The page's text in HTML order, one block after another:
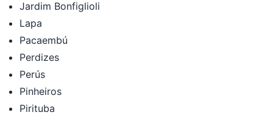
Jardim Bonfiglioli
Lapa
Pacaembú
Perdizes
Perús
Pinheiros
Pirituba